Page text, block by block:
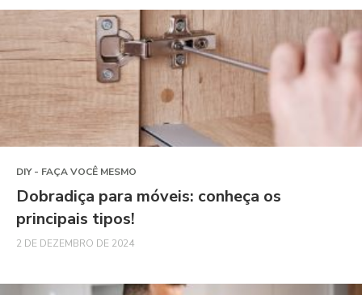
DIY - FAÇA VOCÊ MESMO
Dobradiça para móveis: conheça os
principais tipos!
2 DE DEZEMBRO DE 2024